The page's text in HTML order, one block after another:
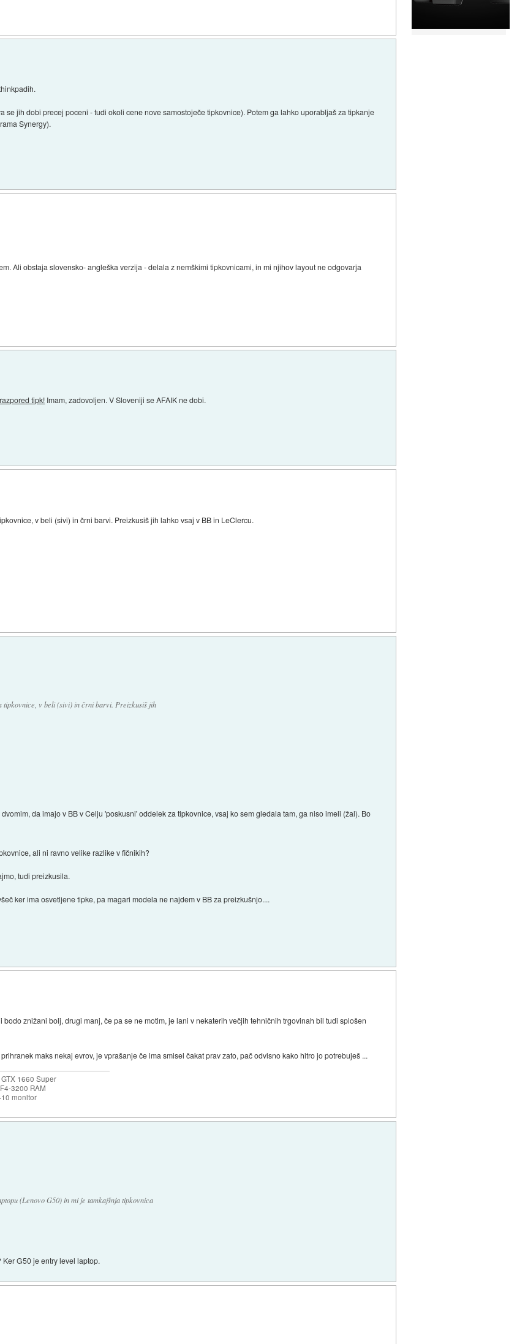
se jih dobi precej poceni - tudi okoli cene nove samostoječe tipkovnice). Potem ga lahko uporabljaš za tipkanje
Synergy).
Ali obstaja slovensko- angleška verzija - delala z nemškimi tipkovnicami, in mi njihov layout ne odgovarja
tipk! Imam, zadovoljen. V Sloveniji se AFAIK ne dobi.
v beli (sivi) in črni barvi. Preizkusiš jih lahko vsaj v BB in LeClercu.
tipkovnice, v beli (sivi) in črni barvi. Preizkusiš jih
da imajo v BB v Celju 'poskusni' oddelek za tipkovnice, vsaj ko sem gledala tam, ga niso imeli (žal). Bo
ali ni ravno velike razlike v fičnikih?
tudi preizkusila.
ker ima osvetljene tipke, pa magari modela ne najdem v BB za preizkušnjo....
znižani bolj, drugi manj, če pa se ne motim, je lani v nekaterih večjih tehničnih trgovinah bil tudi splošen
maks nekaj evrov, je vprašanje če ima smisel čakat prav zato, pač odvisno kako hitro jo potrebuješ ...
1660 Super
3200 RAM
monitor
(Lenovo G50) in mi je tamkajšnja tipkovnica
G50 je entry level laptop.